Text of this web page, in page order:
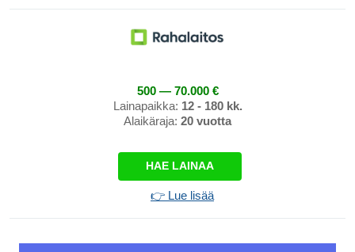
500 — 70.000 €
Lainapaikka: 12 - 180 kk.
Alaikäraja: 20 vuotta
HAE LAINAA
👉 Lue lisää